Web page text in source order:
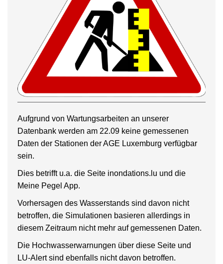
Aufgrund von Wartungsarbeiten an unserer
Datenbank werden am 22.09 keine gemessenen
Daten der Stationen der AGE Luxemburg verfügbar
sein.
Dies betrifft u.a. die Seite inondations.lu und die
Meine Pegel App.
Vorhersagen des Wasserstands sind davon nicht
betroffen, die Simulationen basieren allerdings in
diesem Zeitraum nicht mehr auf gemessenen Daten.
Die Hochwasserwarnungen über diese Seite und
LU-Alert sind ebenfalls nicht davon betroffen.